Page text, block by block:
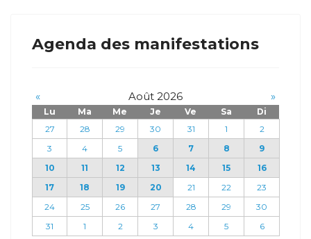
Agenda des manifestations
« Août 2026 »
Lu Ma Me Je Ve Sa
Di
27
28 29 30 31 1
2
3
4 5 6 7 8
9
10
11 12 13 14 15
16
17
18 19 20 21 22
23
24
25 26 27 28 29
30
31
1 2 3 4 5 6